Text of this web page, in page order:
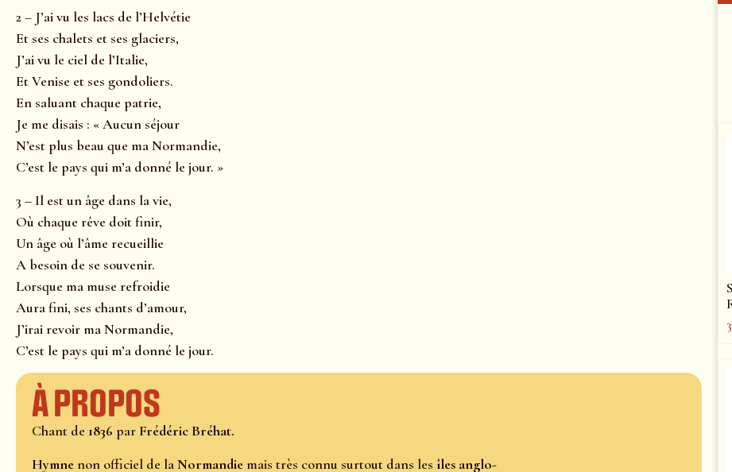
2 – J’ai vu les lacs de l’Helvétie
Et ses chalets et ses glaciers,
J’ai vu le ciel de l’Italie,
Et Venise et ses gondoliers.
En saluant chaque patrie,
Je me disais : « Aucun séjour
N’est plus beau que ma Normandie,
C’est le pays qui m’a donné le jour. »
3 – Il est un âge dans la vie,
Où chaque rêve doit finir,
Un âge où l’âme recueillie
A besoin de se souvenir.
Lorsque ma muse refroidie
Aura fini, ses chants d’amour,
J’irai revoir ma Normandie,
C’est le pays qui m’a donné le jour.
À propos
Chant de 1836 par Frédéric Bréhat.
Hymnenon officiel de laNormandiemais très connu surtout dans les îles anglo-